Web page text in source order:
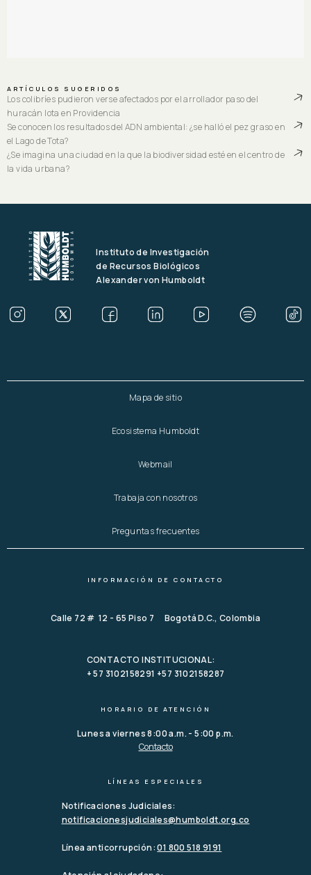
ARTÍCULOS SUGERIDOS
Los colibríes pudieron verse afectados por el arrollador paso del
huracán Iota en Providencia
Se conocen los resultados del ADN ambiental: ¿se halló el pez graso en
el Lago de Tota?
¿Se imagina una ciudad en la que la biodiversidad esté en el centro de
la vida urbana?
Instituto de Investigación
de Recursos Biológicos
Alexander von Humboldt
Mapa de sitio
Ecosistema Humboldt
Webmail
Trabaja con nosotros
Preguntas frecuentes
INFORMACIÓN DE CONTACTO
Calle 72 # 12 - 65 Piso 7 Bogotá D.C., Colombia
CONTACTO INSTITUCIONAL:
+ 57 3102158291 +57 3102158287
HORARIO DE ATENCIÓN
Lunes a viernes 8:00 a.m. - 5:00 p.m.
Contacto
LÍNEAS ESPECIALES
Notificaciones Judiciales:
notificacionesjudiciales@humboldt.org.co
Línea anticorrupción:01 800 518 9191